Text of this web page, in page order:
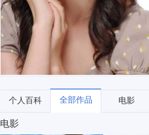
个人百科 全部作品 电影
电影